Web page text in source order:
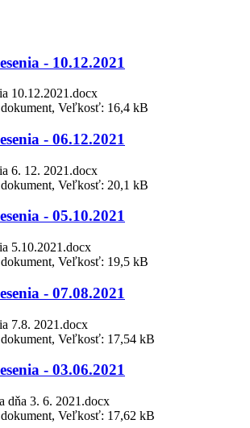
- 10.12.2021
10.12.2021.docx
Veľkosť: 16,4 kB
- 06.12.2021
6. 12. 2021.docx
Veľkosť: 20,1 kB
- 05.10.2021
5.10.2021.docx
Veľkosť: 19,5 kB
- 07.08.2021
7.8. 2021.docx
Veľkosť: 17,54 kB
- 03.06.2021
dňa 3. 6. 2021.docx
Veľkosť: 17,62 kB